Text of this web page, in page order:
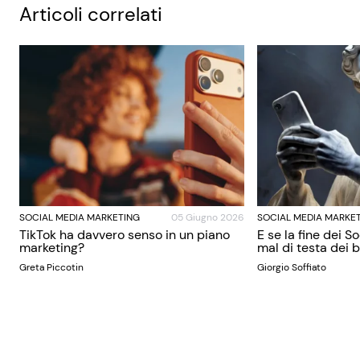
Articoli correlati
SOCIAL MEDIA MARKETING 05 Giugno 2026
TikTok ha davvero senso in un piano
marketing?
Greta Piccotin
SOCIAL MEDIA
E se la fine dei
mal di testa dei
Giorgio Soffiato